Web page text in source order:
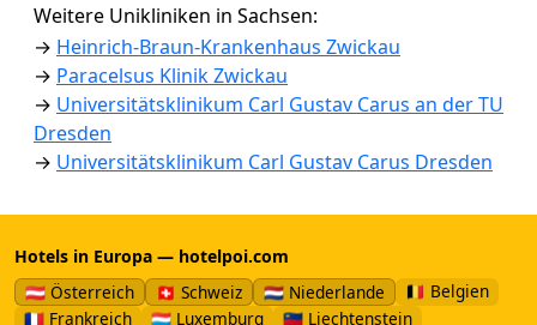
Weitere Unikliniken in Sachsen:
→ Heinrich-Braun-Krankenhaus Zwickau
→ Paracelsus Klinik Zwickau
→ Universitätsklinikum Carl Gustav Carus an der TU
Dresden
→ Universitätsklinikum Carl Gustav Carus Dresden
Hotels in Europa — hotelpoi.com
🇦🇹 Österreich
🇨🇭 Schweiz 🇳🇱 Niederlande
🇧🇪 Belgien
🇫🇷 Frankreich
🇱🇺 Luxemburg 🇱🇮 Liechtenstein